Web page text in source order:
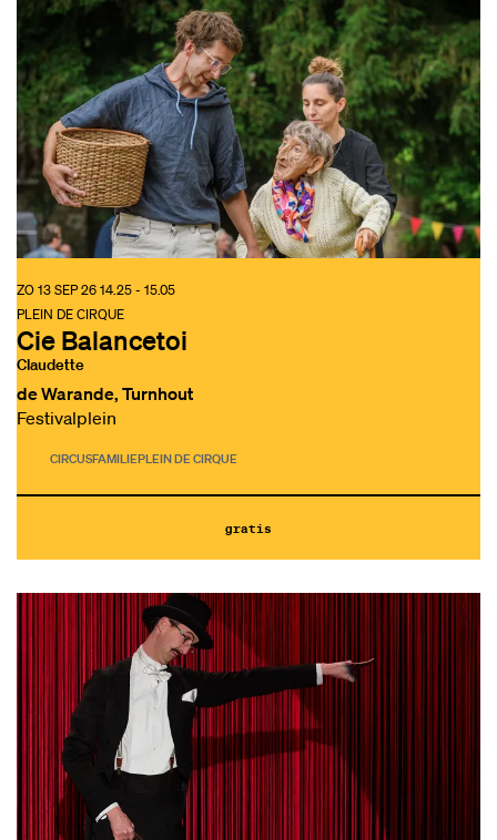
Cie Balancetoi
Claudette
PLEIN DE CIRQUE
ZO 13 SEP 2614.25 - 15.05
de Warande, Turnhout
Festivalplein
CIRCUSFAMILIEPLEIN DE CIRQUE
gratis